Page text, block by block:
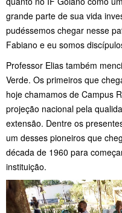
grande parte de sua vida
pudéssemos chegar nesse
Fabiano e eu somos
Professor Elias também
Verde. Os primeiros que
hoje chamamos de Campus
projeção nacional pela
extensão. Dentre os
um desses pioneiros que
década de 1960 para
instituição.